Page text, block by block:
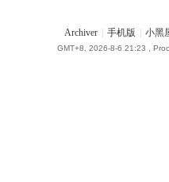
Archiver 手机版 小黑
GMT+8, 2026-8-6 21:23 ,